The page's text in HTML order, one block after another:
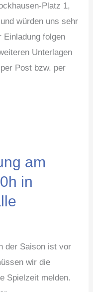
Platz 1,
würden uns sehr
Einladung folgen
Unterlagen
Post bzw. per
am
in
der Saison ist vor
wir die
Spielzeit melden.